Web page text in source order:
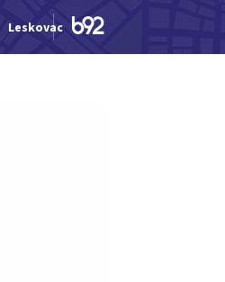
Leskovac Jagodina